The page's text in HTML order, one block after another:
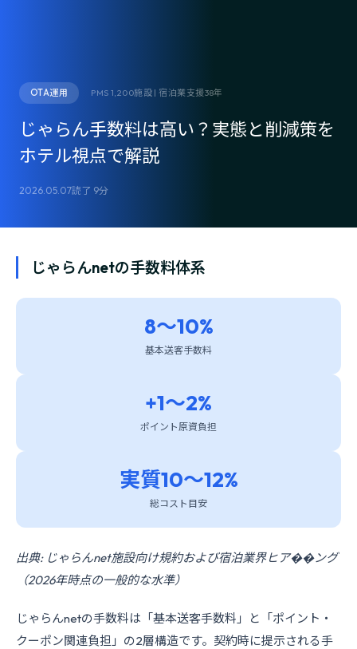
OTA運用 PMS 1,200施設 | 宿泊業支援38年
じゃらん手数料は高い？実態と削減策を
ホテル視点で解説
2026.05.07読了 9分
じゃらんnetの手数料体系
8〜10%
基本送客手数料
+1〜2%
ポイント原資負担
実質10〜12%
総コスト目安
出典: じゃらんnet施設向け規約および宿泊業界ヒア��ング
（2026年時点の一般的な水準）
じゃらんnetの手数料は「基本送客手数料」と「ポイント・
クーポン関連負担」の2層構造です。契約時に提示される手